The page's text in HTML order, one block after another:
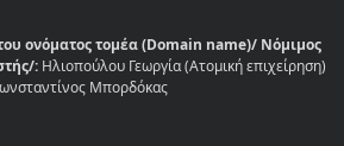
ονόματος τομέα (Domain name)/ Νόμιμος
: Ηλιοπούλου Γεωργία (Ατομική επιχείρηση)
Μπορδόκας